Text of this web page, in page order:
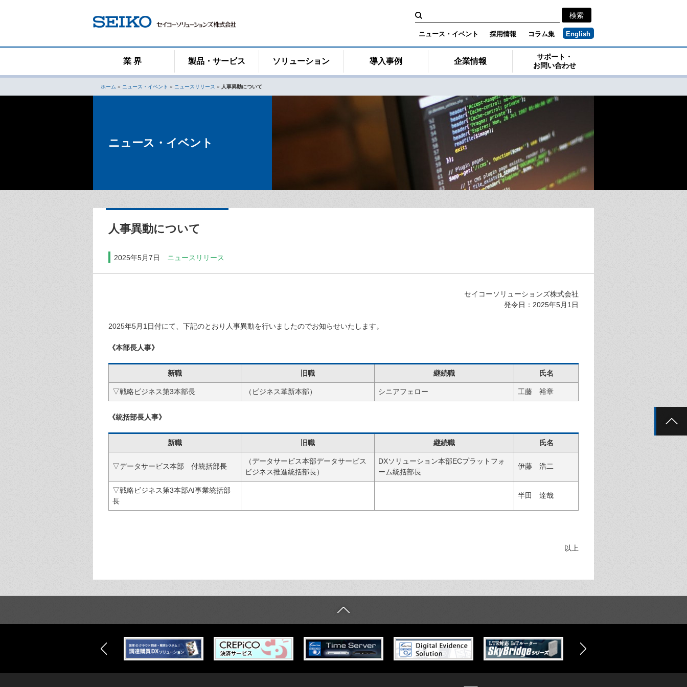
ツ
キ
検
索:
ニュース・イベント 採用情報 コラム集 English
業 界 製品・サービス ソリューション 導入事例 企業情報
サポート・
お問い合わせ
ホーム » ニュース・イベント » ニュースリリース » 人事異動について
ニュース・イベント
人事異動について
2025年5月7日 ニュースリリース
セイコーソリューションズ株式会社
発令日：2025年5月1日
2025年5月1日付にて、下記のとおり人事異動を行いましたのでお知らせいたします。
《本部長人事》
新職 旧職 継続職 氏名
▽戦略ビジネス第3本部長 （ビジネス革新本部） シニアフェロー 工藤 裕章
《統括部長人事》
新職 旧職 継続職 氏名
▽データサービス本部 付統括部長
（データサービス本部データサービス
ビジネス推進統括部長）
DXソリューション本部ECプラットフォ
ーム統括部長
伊藤 浩二
▽戦略ビジネス第3本部AI事業統括部
長
半田 達哉
以上